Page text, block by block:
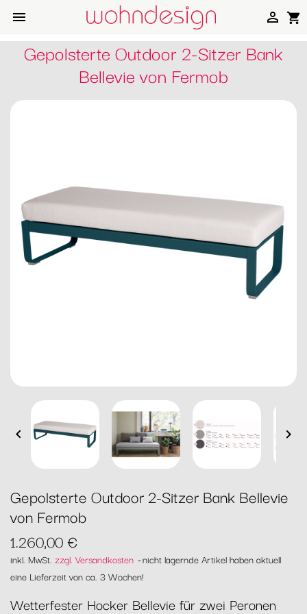
 shopping_cart

Gepolsterte Outdoor 2-Sitzer Bank
Bellevie von Fermob
 
Gepolsterte Outdoor 2-Sitzer Bank Bellevie
von Fermob
1.260,00 €
inkl. MwSt. zzgl. Versandkosten nicht lagernde Artikel haben aktuell
eine Lieferzeit von ca. 3 Wochen!
Wetterfester Hocker Bellevie für zwei Peronen